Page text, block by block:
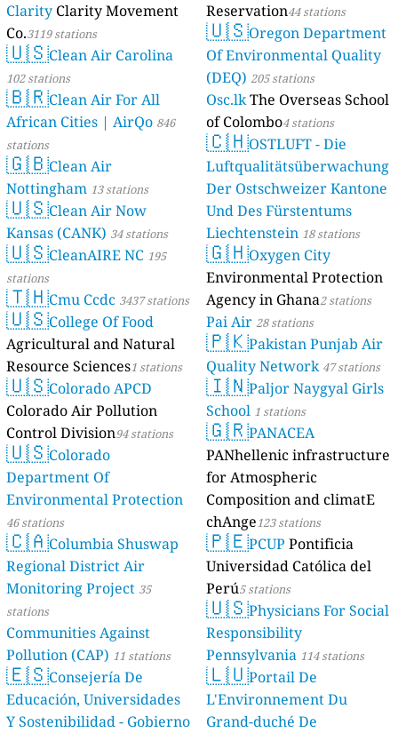
Clarity Clarity Movement
Co.3119 stations
🇺🇸Clean Air Carolina
102 stations
🇧🇷Clean Air For All
African Cities | AirQo 846
stations
🇬🇧Clean Air
Nottingham 13 stations
🇺🇸Clean Air Now
Kansas (CANK) 34 stations
🇺🇸CleanAIRE NC 195
stations
🇹🇭Cmu Ccdc 3437 stations
🇺🇸College Of Food
Agricultural and Natural
Resource Sciences1 stations
🇺🇸Colorado APCD
Colorado Air Pollution
Control Division94 stations
🇺🇸Colorado
Department Of
Environmental Protection
46 stations
🇨🇦Columbia Shuswap
Regional District Air
Monitoring Project 35
stations
Communities Against
Pollution (CAP) 11 stations
🇪🇸Consejería De
Educación, Universidades
Y Sostenibilidad - Gobierno
Reservation44 stations
🇺🇸Oregon Department
Of Environmental Quality
(DEQ) 205 stations
Osc.lkThe Overseas School
of Colombo4 stations
🇨🇭OSTLUFT - Die
Luftqualitätsüberwachung
Der Ostschweizer Kantone
Und Des Fürstentums
Liechtenstein 18 stations
🇬🇭Oxygen City
Environmental Protection
Agency in Ghana2 stations
Pai Air 28 stations
🇵🇰Pakistan Punjab Air
Quality Network 47 stations
🇮🇳Paljor Naygyal Girls
School 1 stations
🇬🇷PANACEA
PANhellenic infrastructure
for Atmospheric
Composition and climatE
chAnge123 stations
🇵🇪PCUP Pontificia
Universidad Católica del
Perú5 stations
🇺🇸Physicians For Social
Responsibility
Pennsylvania 114 stations
🇱🇺Portail De
L'Environnement Du
Grand-duché De